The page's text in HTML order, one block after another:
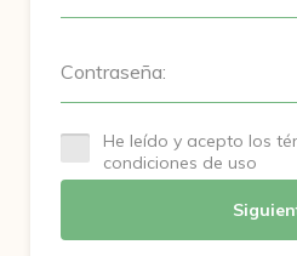
Contraseña:
He leído y acepto los
condiciones de uso